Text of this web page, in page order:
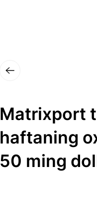
Matrixport
haftaning
50 ming